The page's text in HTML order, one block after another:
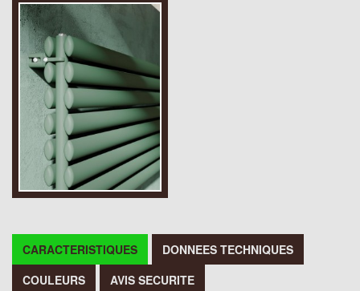
CARACTERISTIQUES
DONNEES TECHNIQUES
COULEURS
AVIS SECURITE